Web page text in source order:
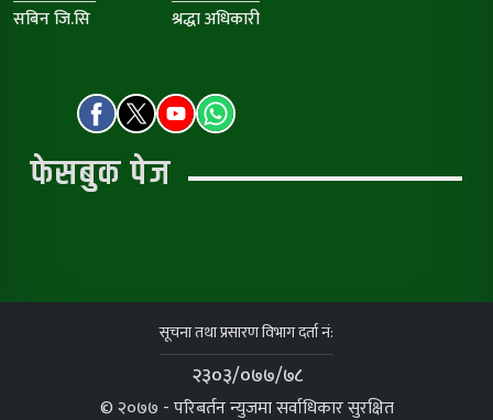
सबिन जि.सि श्रद्धा अधिकारी
फेसबुक पेज
सूचना तथा प्रसारण विभाग दर्ता नं:
२३०३/०७७/७८
© २०७७ - परिबर्तन न्युजमा सर्वाधिकार सुरक्षित